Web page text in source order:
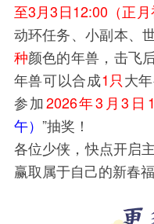
至3月3日12:00（正月
动环任务、小副本、
种颜色的年兽，击飞
年兽可以合成1只大
参加2026年3月3日
午） ”抽奖！
各位少侠，快点开启
赢取属于自己的新春